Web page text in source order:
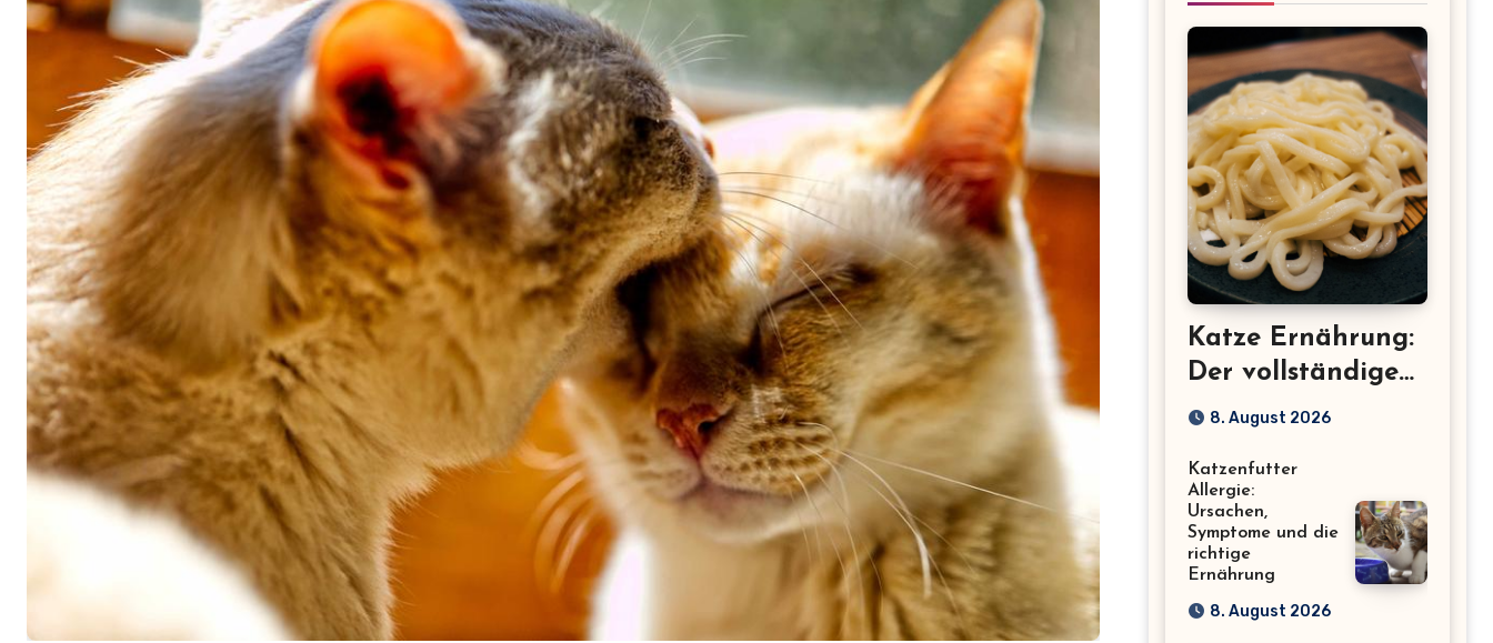
Katze Ernährung:
Der vollständige
Leitfaden für eine
8. August 2026
Katzenfutter
Allergie:
Ursachen,
Symptome und die
richtige
Ernährung
8. August 2026